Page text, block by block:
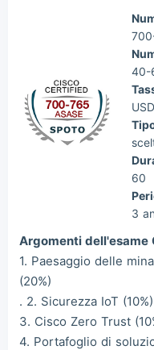
40-
60
3
Argomenti dell'esame
1. Paesaggio delle
(20%)
. 2. Sicurezza IoT (10%)
3. Cisco Zero Trust
4. Portafoglio di